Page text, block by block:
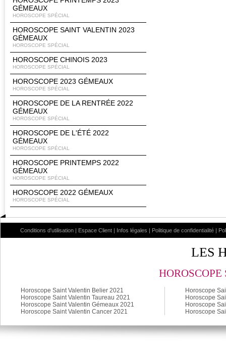
GÉMEAUX
HOROSCOPE SPÉCIAL
HOROSCOPE SAINT VALENTIN 2023
GÉMEAUX
HOROSCOPE SPÉCIAL
HOROSCOPE CHINOIS 2023
HOROSCOPE SPÉCIAL
HOROSCOPE 2023 GÉMEAUX
HOROSCOPE SPÉCIAL
HOROSCOPE DE LA RENTRÉE 2022
GÉMEAUX
HOROSCOPE SPÉCIAL
HOROSCOPE DE L'ÉTÉ 2022
GÉMEAUX
HOROSCOPE SPÉCIAL
HOROSCOPE PRINTEMPS 2022
GÉMEAUX
HOROSCOPE SPÉCIAL
HOROSCOPE 2022 GÉMEAUX
HOROSCOPE SPÉCIAL
Conditions d'utilisation | Espace Client | Infos légales | Politique de confidentialité |
LES
Horoscope Saint Valentin Belier 2021
Horoscope Saint Valentin Taureau 2021
Horoscope Saint Valentin Gémeaux 2021
Horoscope Saint Valentin Cancer 2021
Horoscope
Horoscope
Horoscope
Horoscope